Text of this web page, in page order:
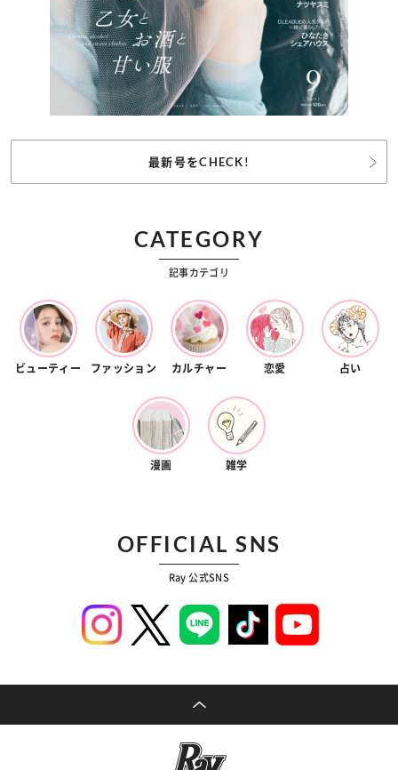
最新号をCHECK!
CATEGORY
記事カテゴリ
ビューティー ファッション カルチャー 恋愛 占い
漫画 雑学
OFFICIAL SNS
Ray 公式SNS